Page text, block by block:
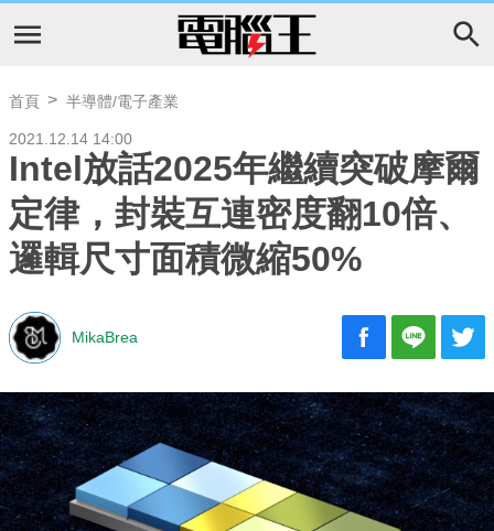
首頁 半導體/電子產業
2021.12.14 14:00
Intel放話2025年繼續突破摩爾
定律，封裝互連密度翻10倍、
邏輯尺寸面積微縮50%
MikaBrea